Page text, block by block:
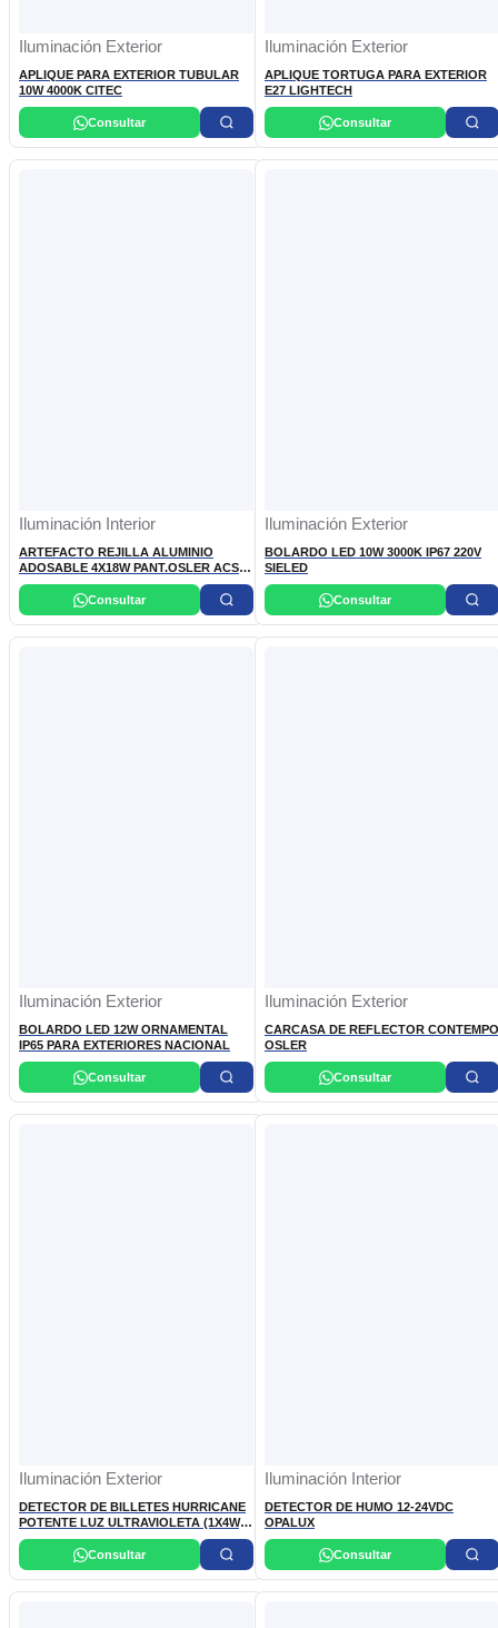
Iluminación Exterior
APLIQUE PARA EXTERIOR TUBULAR
10W 4000K CITEC
Consultar
Iluminación Exterior
APLIQUE TORTUGA PARA EXTERIOR
E27 LIGHTECH
Consultar
Iluminación Interior
ARTEFACTO REJILLA ALUMINIO
ADOSABLE 4X18W PANT.OSLER ACS
PHILIPS
Consultar
Iluminación Exterior
BOLARDO LED 10W 3000K IP67 220V
SIELED
Consultar
Iluminación Exterior
BOLARDO LED 12W ORNAMENTAL
IP65 PARA EXTERIORES NACIONAL
Consultar
Iluminación Exterior
CARCASA DE REFLECTOR CONTEMPO
OSLER
Consultar
Iluminación Exterior
DETECTOR DE BILLETES HURRICANE
POTENTE LUZ ULTRAVIOLETA (1X4W)
220VAC 60HZ CARCASA ABS DE ALTO
IMPACTO
Consultar
Iluminación Interior
DETECTOR DE HUMO 12-24VDC
OPALUX
Consultar